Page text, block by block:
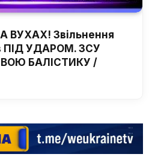
ВУХАХ! Звільнення
ПІД УДАРОМ. ЗСУ
БАЛІСТИКУ /